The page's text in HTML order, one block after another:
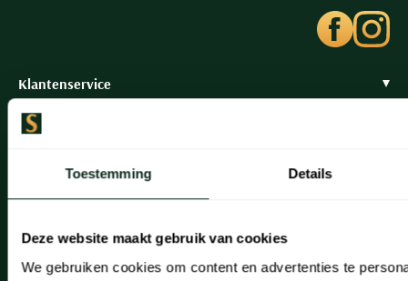
Toestemming Details
Deze website maakt gebruik van cookies
We gebruiken cookies om content en advertenties te
Klantenservice
Klantenservice
Bestellen
Betalen
Verzenden